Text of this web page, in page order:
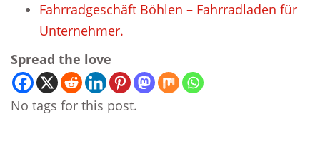
Fahrradgeschäft Böhlen – Fahrradladen für
Unternehmer.
Spread the love
No tags for this post.